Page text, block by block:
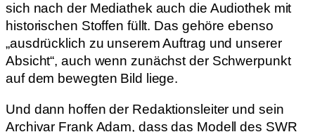
sich nach der Mediathek auch die Audiothek mit
historischen Stoffen füllt. Das gehöre ebenso
„ausdrücklich zu unserem Auftrag und unserer
Absicht“, auch wenn zunächst der Schwerpunkt
auf dem bewegten Bild liege.
Und dann hoffen der Redaktionsleiter und sein
Archivar Frank Adam, dass das Modell des SWR